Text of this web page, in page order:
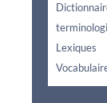
Lexiques